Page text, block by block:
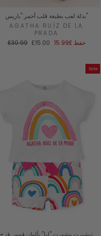
بدلة لعب بطبعة قلب أحمر "باريس"
AGATHA RUÍZ DE LA
PRADA
السعر
£30.99 سعر
£15.00 حفظ £15.99
Sale
تيشيرت وشورت "ليا" بألوان قوس قزح